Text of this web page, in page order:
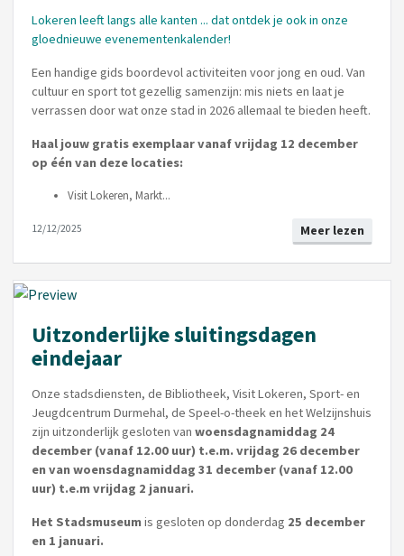
Lokeren leeft langs alle kanten ... dat ontdek je ook in onze
gloednieuwe evenementenkalender!
Een handige gids boordevol activiteiten voor jong en oud. Van
cultuur en sport tot gezellig samenzijn: mis niets en laat je
verrassen door wat onze stad in 2026 allemaal te bieden heeft.
Haal jouw gratis exemplaar vanaf vrijdag 12 december
op één van deze locaties:
Visit Lokeren, Markt...
Meer lezen
12/12/2025
Uitzonderlijke sluitingsdagen
eindejaar
Onze stadsdiensten, de Bibliotheek, Visit Lokeren, Sport- en
Jeugdcentrum Durmehal, de Speel-o-theek en het Welzijnshuis
zijn uitzonderlijk gesloten van woensdagnamiddag 24
december (vanaf 12.00 uur) t.e.m. vrijdag 26 december
en van woensdagnamiddag 31 december (vanaf 12.00
uur) t.e.m vrijdag 2 januari.
Het Stadsmuseumis gesloten op donderdag 25 december
en 1 januari.